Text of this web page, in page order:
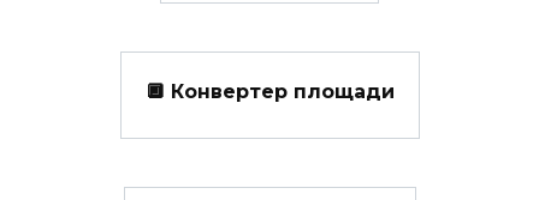
🔲 Конвертер площади